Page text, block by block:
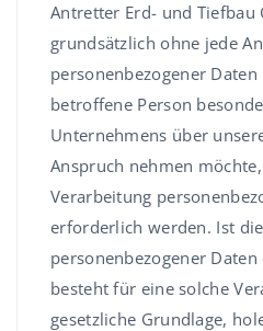
Antretter Erd- und Tiefbau
grundsätzlich ohne jede
personenbezogener
betroffene Person
Unternehmens über
Anspruch nehmen
Verarbeitung
erforderlich werden. Ist
personenbezogener
besteht für eine solche
gesetzliche Grundlage,